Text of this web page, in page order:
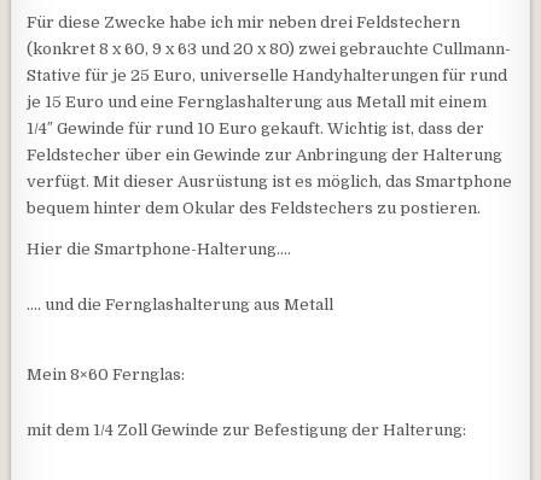
Für diese Zwecke habe ich mir neben drei Feldstechern
(konkret 8 x 60, 9 x 63 und 20 x 80) zwei gebrauchte Cullmann-
Stative für je 25 Euro, universelle Handyhalterungen für rund
je 15 Euro und eine Fernglashalterung aus Metall mit einem
1/4″ Gewinde für rund 10 Euro gekauft. Wichtig ist, dass der
Feldstecher über ein Gewinde zur Anbringung der Halterung
verfügt. Mit dieser Ausrüstung ist es möglich, das Smartphone
bequem hinter dem Okular des Feldstechers zu postieren.
Hier die Smartphone-Halterung….
…. und die Fernglashalterung aus Metall
Mein 8×60 Fernglas:
mit dem 1/4 Zoll Gewinde zur Befestigung der Halterung: